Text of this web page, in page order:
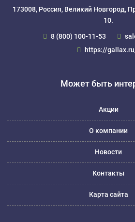
173008, Россия, Великий Новгород,
10.
8 (800) 100-11-53
https://
Может быть
Акции
О компании
Новости
Контакты
Карта сайта